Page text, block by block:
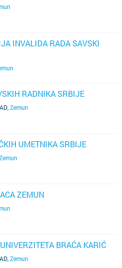
INVALIDA RADA SAVSKI
RADNIKA SRBIJE
Zemun
UMETNIKA SRBIJE
ZEMUN
BRAĆA KARIĆ
Zemun